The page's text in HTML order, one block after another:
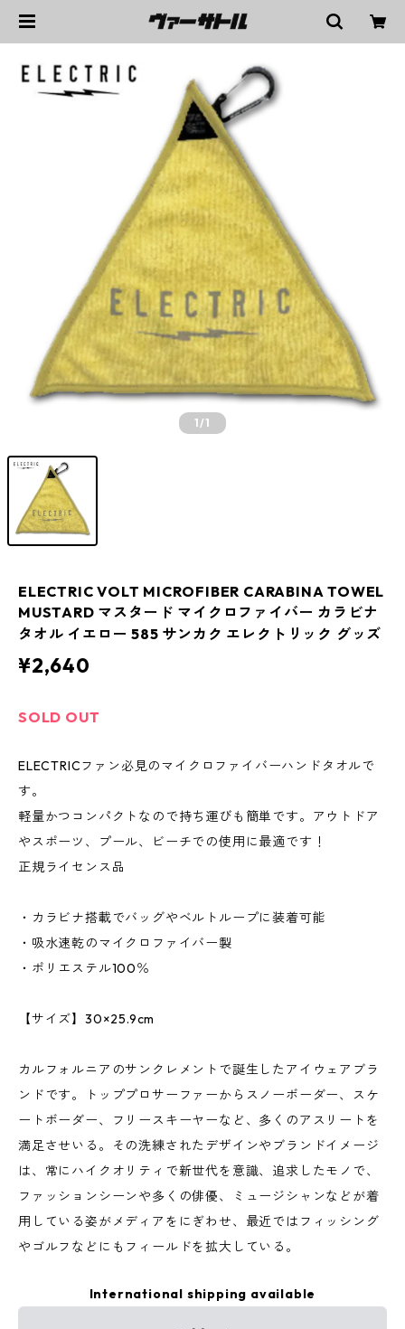
1/1
ELECTRIC VOLT MICROFIBER CARABINA TOWEL
MUSTARD マスタード マイクロファイバー カラビナ
タオル イエロー 585 サンカク エレクトリック グッズ
¥2,640
SOLD OUT
ELECTRICファン必見のマイクロファイバーハンドタオルで
す。
軽量かつコンパクトなので持ち運びも簡単です。アウトドア
やスポーツ、プール、ビーチでの使用に最適です！
正規ライセンス品
・カラビナ搭載でバッグやベルトループに装着可能
・吸水速乾のマイクロファイバー製
・ポリエステル100％
【サイズ】30×25.9cm
カルフォルニアのサンクレメントで誕生したアイウェアブラ
ンドです。トッププロサーファーからスノーボーダー、スケ
ートボーダー、フリースキーヤーなど、多くのアスリートを
満足させいる。その洗練されたデザインやブランドイメージ
は、常にハイクオリティで新世代を意識、追求したモノで、
ファッションシーンや多くの俳優、ミュージシャンなどが着
用している姿がメディアをにぎわせ、最近ではフィッシング
やゴルフなどにもフィールドを拡大している。
International shipping available